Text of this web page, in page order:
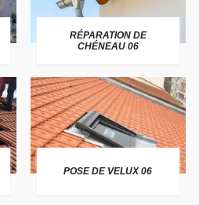
RÉPARATION DE
CHÉNEAU 06
POSE DE VELUX 06